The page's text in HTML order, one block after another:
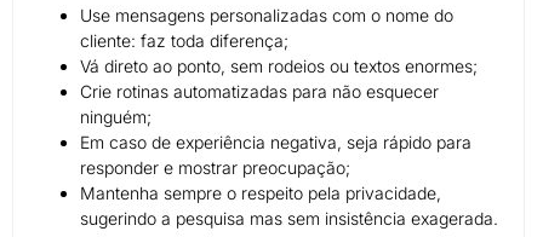
Use mensagens personalizadas com o nome do
cliente: faz toda diferença;
Vá direto ao ponto, sem rodeios ou textos enormes;
Crie rotinas automatizadas para não esquecer
ninguém;
Em caso de experiência negativa, seja rápido para
responder e mostrar preocupação;
Mantenha sempre o respeito pela privacidade,
sugerindo a pesquisa mas sem insistência exagerada.